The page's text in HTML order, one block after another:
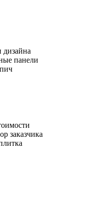
дизайна
панели
заказчика